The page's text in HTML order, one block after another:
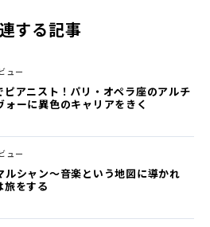
する記事
ュー
ピアニスト！パリ・オペラ座のアルチ
ォーに異色のキャリアをきく
ュー
ルシャン〜音楽という地図に導かれ
旅をする